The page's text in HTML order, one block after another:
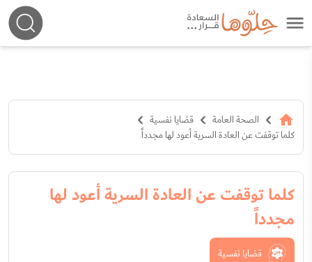
الصحة العامة
قضايا نفسية
كلما توقفت عن العادة السرية أعود لها مجدداً
كلما توقفت عن العادة السرية أعود لها
مجدداً
قضايا نفسية